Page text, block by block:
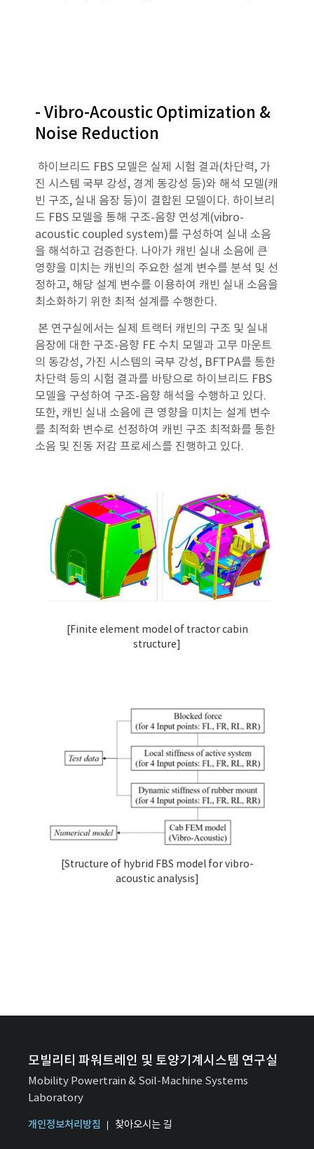
- Vibro-Acoustic Optimization &
Noise Reduction
하이브리드 FBS 모델은 실제 시험 결과(차단력, 가
진 시스템 국부 강성, 경계 동강성 등)와 해석 모델(캐
빈 구조, 실내 음장 등)이 결합된 모델이다. 하이브리
드 FBS 모델을 통해 구조-음향 연성계(vibro-
acoustic coupled system)를 구성하여 실내 소음
을 해석하고 검증한다. 나아가 캐빈 실내 소음에 큰
영향을 미치는 캐빈의 주요한 설계 변수를 분석 및 선
정하고, 해당 설계 변수를 이용하여 캐빈 실내 소음을
최소화하기 위한 최적 설계를 수행한다.
본 연구실에서는 실제 트랙터 캐빈의 구조 및 실내
음장에 대한 구조-음향 FE 수치 모델과 고무 마운트
의 동강성, 가진 시스템의 국부 강성, BFTPA를 통한
차단력 등의 시험 결과를 바탕으로 하이브리드 FBS
모델을 구성하여 구조-음향 해석을 수행하고 있다.
또한, 캐빈 실내 소음에 큰 영향을 미치는 설계 변수
를 최적화 변수로 선정하여 캐빈 구조 최적화를 통한
소음 및 진동 저감 프로세스를 진행하고 있다.
[Finite element model of tractor cabin
structure]
[Structure of hybrid FBS model for vibro-
acoustic analysis]
모빌리티 파워트레인 및 토양기계시스템 연구실
Mobility Powertrain & Soil-Machine Systems
Laboratory
개인정보처리방침 찾아오시는 길